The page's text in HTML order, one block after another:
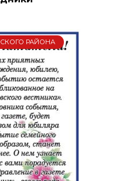
РАЙОНА